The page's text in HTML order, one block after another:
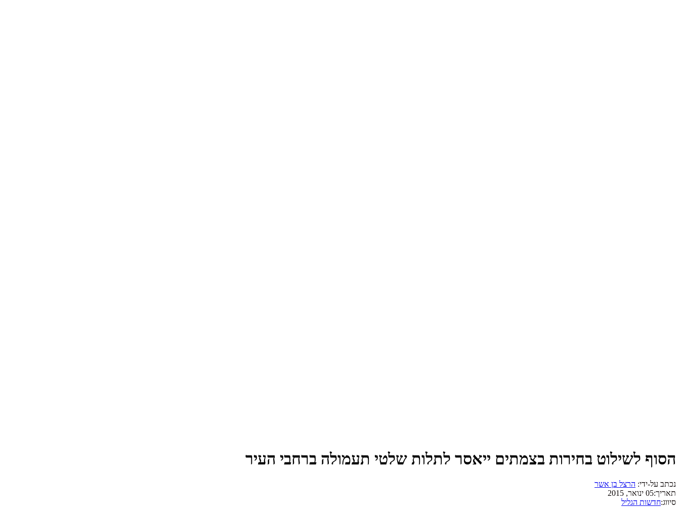
הסוף לשילוט בחירות בצמתים ייאסר לתלות שלטי תעמולה ברחבי העיר
נכתב על-ידי: הרצל בן אשר
תאריך:05 ינואר, 2015
סיווג:חדשות הגליל